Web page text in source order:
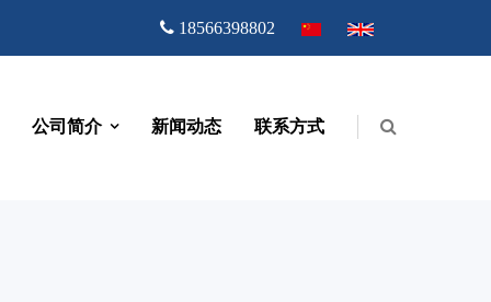
18566398802
公司简介 新闻动态 联系方式